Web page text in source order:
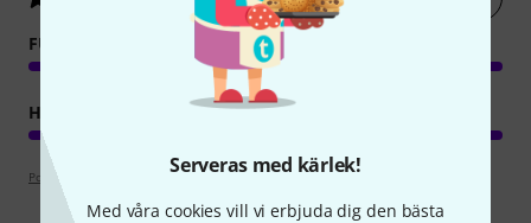
Serveras med kärlek!
Med våra cookies vill vi erbjuda dig den bästa
FUNKTION
HANTVERKSKVALITET
Poängpolicy